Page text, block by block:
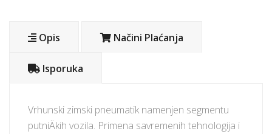
Opis Načini Plaćanja
Isporuka
Vrhunski zimski pneumatik namenjen segmentu
putniÄkih vozila. Primena savremenih tehnologija i